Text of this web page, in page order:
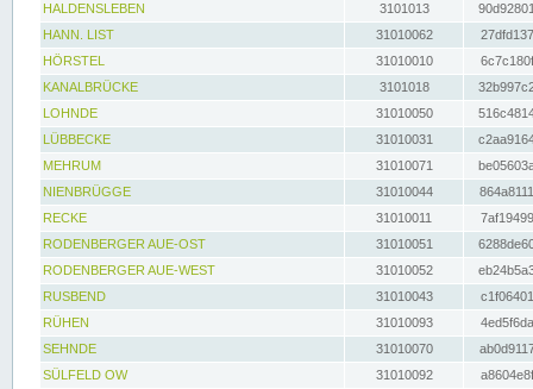
HALDENSLEBEN
3101013
HANN. LIST
31010062
HÖRSTEL
31010010
KANALBRÜCKE
3101018
LOHNDE
31010050
LÜBBECKE
31010031
MEHRUM
31010071
NIENBRÜGGE
31010044
RECKE
31010011
RODENBERGER AUE-OST
31010051
RODENBERGER AUE-WEST
31010052
RUSBEND
31010043
RÜHEN
31010093
SEHNDE
31010070
SÜLFELD OW
31010092